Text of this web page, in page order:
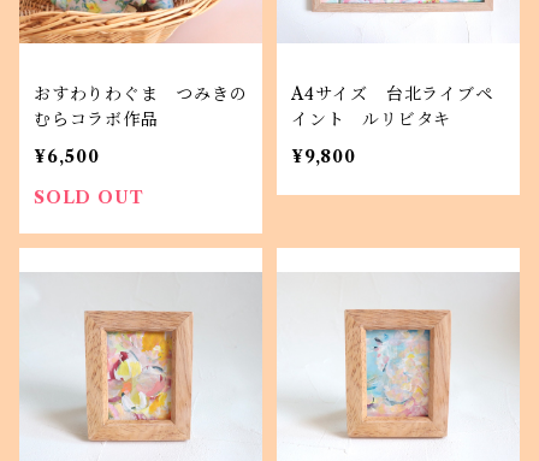
おすわりわぐま つみきの
むらコラボ作品
¥6,500
SOLD OUT
A4サイズ 台北ライブペ
イント ルリビタキ
¥9,800